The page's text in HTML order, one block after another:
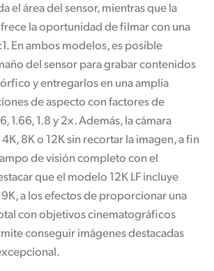
el área del sensor, mientras que la
la oportunidadde filmar con una
En ambos modelos, es posible
del sensor para grabar contenidos
y entregarlos en una amplia
de aspecto con factores de
1.66, 1.8 y 2x. Además,la cámara
8K o 12K sin recortar la imagen, a fin
de visión completo con el
que el modelo 12K LF incluye
a los efectos de proporcionar una
con objetivos cinematográficos
conseguir imágenes destacadas